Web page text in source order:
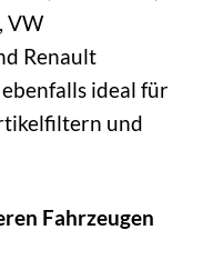
VW
Renault
ideal für
und
Fahrzeugen